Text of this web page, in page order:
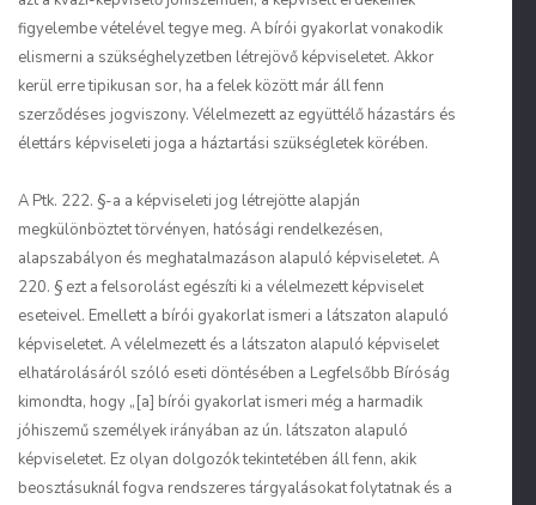
figyelembe vételével tegye meg. A bírói gyakorlat vonakodik
elismerni a szükséghelyzetben létrejövő képviseletet. Akkor
kerül erre tipikusan sor, ha a felek között már áll fenn
szerződéses jogviszony. Vélelmezett az együttélő házastárs és
élettárs képviseleti joga a háztartási szükségletek körében.
A Ptk. 222. §-a a képviseleti jog létrejötte alapján
megkülönböztet törvényen, hatósági rendelkezésen,
alapszabályon és meghatalmazáson alapuló képviseletet. A
220. § ezt a felsorolást egészíti ki a vélelmezett képviselet
eseteivel. Emellett a bírói gyakorlat ismeri a látszaton alapuló
képviseletet. A vélelmezett és a látszaton alapuló képviselet
elhatárolásáról szóló eseti döntésében a Legfelsőbb Bíróság
kimondta, hogy „[a] bírói gyakorlat ismeri még a harmadik
jóhiszemű személyek irányában az ún. látszaton alapuló
képviseletet. Ez olyan dolgozók tekintetében áll fenn, akik
beosztásuknál fogva rendszeres tárgyalásokat folytatnak és a